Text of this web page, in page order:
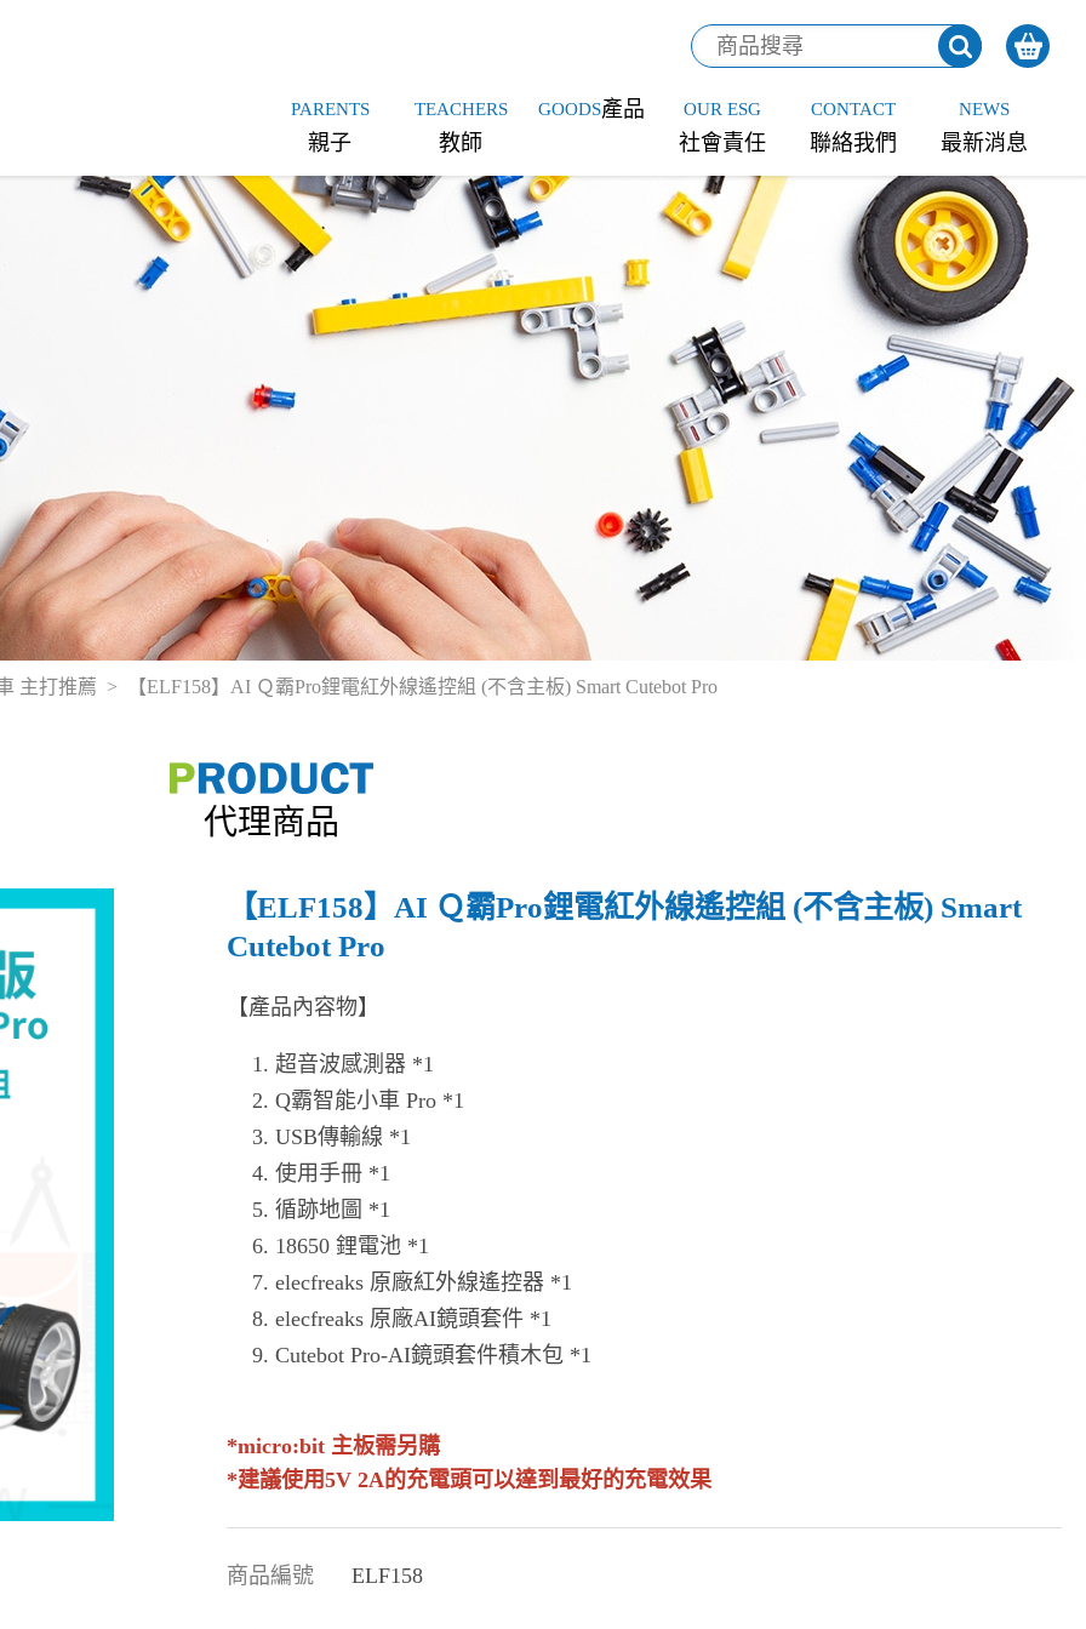
PARENTS
親子
TEACHERS
教師
GOODS產品 OUR ESG
社會責任
CONTACT
聯絡我們
NEWS
最新消息
主打推薦 【ELF158】AI Ｑ霸Pro鋰電紅外線遙控組 (不含主板) Smart Cutebot Pro
代理商品
【ELF158】AI Ｑ霸Pro鋰電紅外線遙控組 (不含主板) Smart
Cutebot Pro
【產品內容物】
超音波感測器 *1
Q霸智能小車 Pro *1
USB傳輸線 *1
使用手冊 *1
循跡地圖 *1
18650 鋰電池 *1
elecfreaks 原廠紅外線遙控器 *1
elecfreaks 原廠AI鏡頭套件 *1
Cutebot Pro-AI鏡頭套件積木包 *1
*micro:bit 主板需另購
*建議使用5V 2A的充電頭可以達到最好的充電效果
商品編號 ELF158